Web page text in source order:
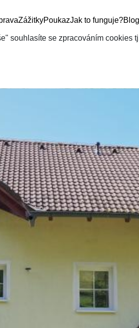
ZážitkyPoukazJak to funguje?Blog
souhlasíte se zpracováním cookies